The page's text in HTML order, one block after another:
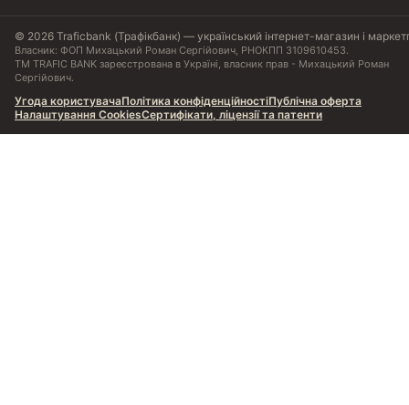
© 2026 Traficbank (Трафікбанк) — український інтернет-магазин і
Власник: ФОП Михацький Роман Сергійович, РНОКПП 3109610453.
ТМ TRAFIC BANK зареєстрована в Україні, власник прав - Михацький Роман
Сергійович.
Угода користувачаПолітика конфіденційностіПублічна оферта
Налаштування CookiesСертифікати, ліцензії та патенти